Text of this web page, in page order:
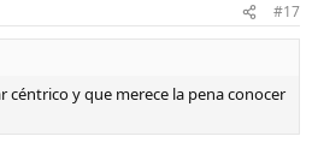
#17
céntrico y que merece la pena conocer